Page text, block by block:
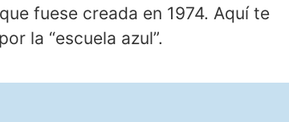
fuese creada en 1974. Aquí te
la “escuela azul”.